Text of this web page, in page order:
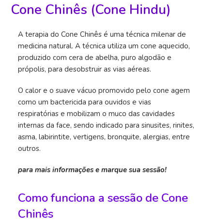
Cone Chinês (Cone Hindu)
A terapia do Cone Chinês é uma técnica milenar de
medicina natural. A técnica utiliza um cone aquecido,
produzido com cera de abelha, puro algodão e
própolis, para desobstruir as vias aéreas.
O calor e o suave vácuo promovido pelo cone agem
como um bactericida para ouvidos e vias
respiratórias e mobilizam o muco das cavidades
internas da face, sendo indicado para sinusites, rinites,
asma, labirintite, vertigens, bronquite, alergias, entre
outros.
para mais informações e marque sua sessão!
Como funciona a sessão de Cone
Chinês